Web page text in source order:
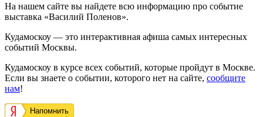
На нашем сайте вы найдете всю информацию про событие
выставка «Василий Поленов».
Кудамоскоу — это интерактивная афиша самых интересных
событий Москвы.
Кудамоскоу в курсе всех событий, которые пройдут в Москве.
Если вы знаете о событии, которого нет на сайте, сообщите
нам!
Напомнить